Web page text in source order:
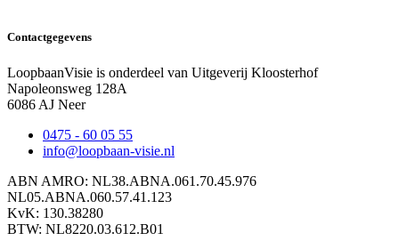
Contactgegevens
LoopbaanVisie is onderdeel van Uitgeverij Kloosterhof
Napoleonsweg 128A
6086 AJ Neer
0475 - 60 05 55
info@loopbaan-visie.nl
ABN AMRO: NL38.ABNA.061.70.45.976
NL05.ABNA.060.57.41.123
KvK: 130.38280
BTW: NL8220.03.612.B01